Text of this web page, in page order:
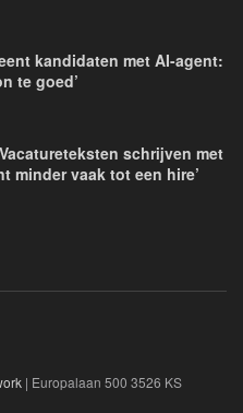
kandidaten met AI-agent:
te goed’
schrijven met
minder vaak tot een hire’
| Europalaan 500 3526 KS